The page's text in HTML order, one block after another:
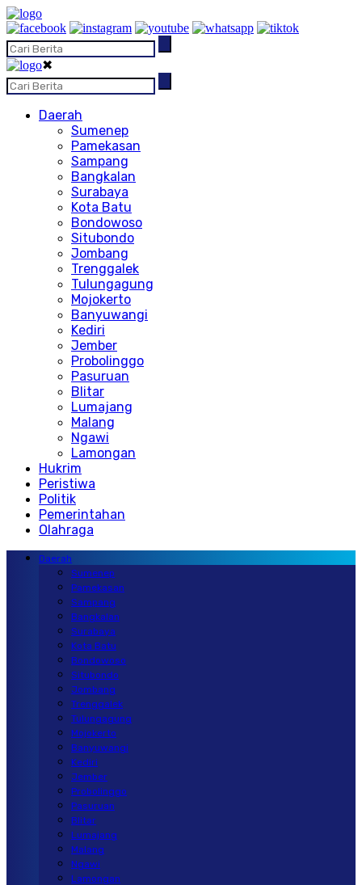
✖
Daerah
Sumenep
Pamekasan
Sampang
Bangkalan
Surabaya
Kota Batu
Bondowoso
Situbondo
Jombang
Trenggalek
Tulungagung
Mojokerto
Banyuwangi
Kediri
Jember
Probolinggo
Pasuruan
Blitar
Lumajang
Malang
Ngawi
Lamongan
Hukrim
Peristiwa
Politik
Pemerintahan
Olahraga
Daerah
Sumenep
Pamekasan
Sampang
Bangkalan
Surabaya
Kota Batu
Bondowoso
Situbondo
Jombang
Trenggalek
Tulungagung
Mojokerto
Banyuwangi
Kediri
Jember
Probolinggo
Pasuruan
Blitar
Lumajang
Malang
Ngawi
Lamongan